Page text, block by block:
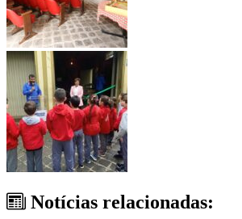
Notícias relacionadas: